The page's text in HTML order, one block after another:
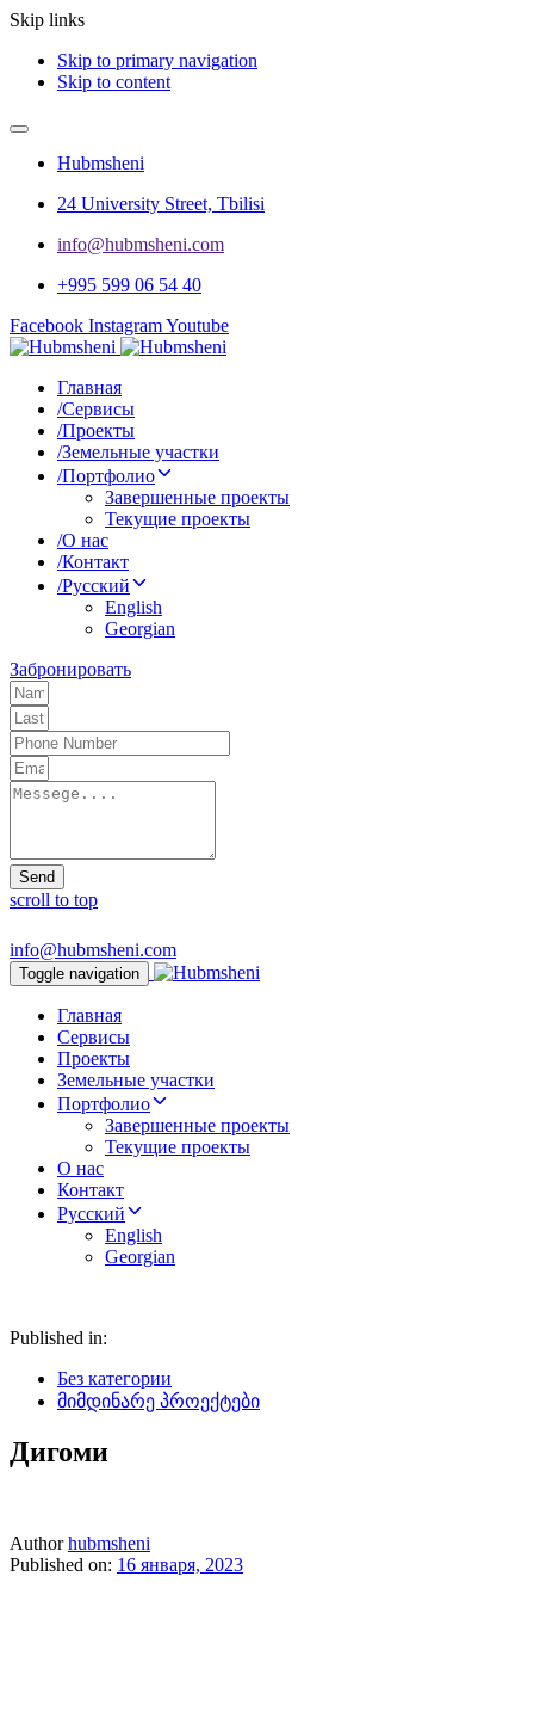
Skip links
Skip to primary navigation
Skip to content
Hubmsheni
24 University Street, Tbilisi
info@hubmsheni.com​
+995 599 06 54 40
Facebook InstagramYoutube
Главная
/Сервисы
/Проекты
/Земельные участки
/Портфолио
Завершенные проекты
Текущие проекты
/О нас
/Контакт
/Русский
English
Georgian
Забронировать
Send
scroll to top
info@hubmsheni.com
Toggle navigation
Главная
Сервисы
Проекты
Земельные участки
Портфолио
Завершенные проекты
Текущие проекты
О нас
Контакт
Русский
English
Georgian
Published in:
Без категории
მიმდინარე პროექტები
Дигоми
Author hubmsheni
Published on: 16 января, 2023